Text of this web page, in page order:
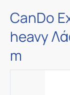
CanDo
heavy
m